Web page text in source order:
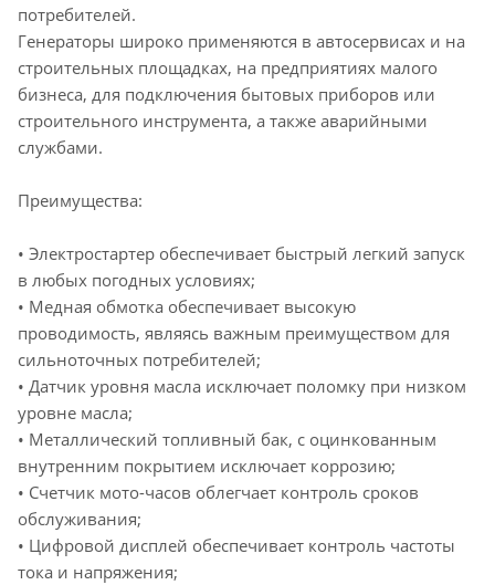
потребителей.
Генераторы широко применяются в автосервисах и на
строительных площадках, на предприятиях малого
бизнеса, для подключения бытовых приборов или
строительного инструмента, а также аварийными
службами.
Преимущества:
• Электростартер обеспечивает быстрый легкий запуск
в любых погодных условиях;
• Медная обмотка обеспечивает высокую
проводимость, являясь важным преимуществом для
сильноточных потребителей;
• Датчик уровня масла исключает поломку при низком
уровне масла;
• Металлический топливный бак, с оцинкованным
внутренним покрытием исключает коррозию;
• Счетчик мото-часов облегчает контроль сроков
обслуживания;
• Цифровой дисплей обеспечивает контроль частоты
тока и напряжения;